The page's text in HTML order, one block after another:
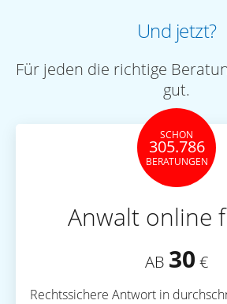
Und jetzt?
Für jeden die richtige
gut.
SCHON
305.786
BERATUNGEN
Anwalt online
AB 30 €
Rechtssichere Antwort in